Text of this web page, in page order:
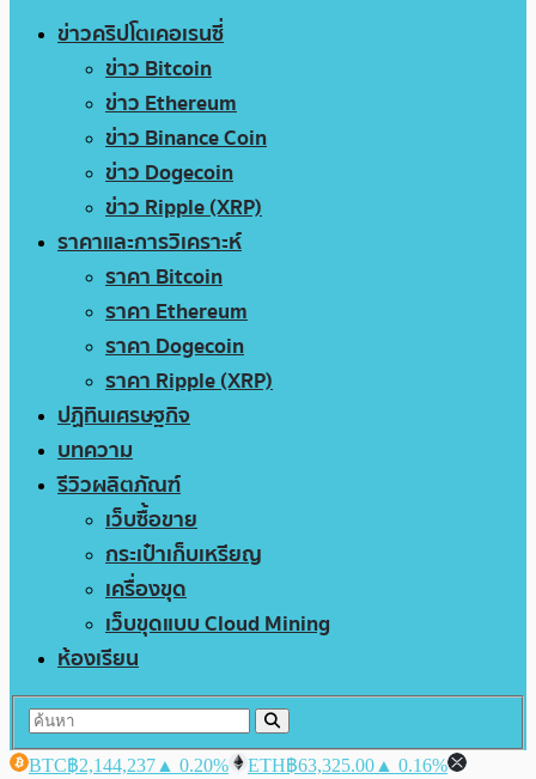
ข่าวคริปโตเคอเรนซี่
ข่าว Bitcoin
ข่าว Ethereum
ข่าว Binance Coin
ข่าว Dogecoin
ข่าว Ripple (XRP)
ราคาและการวิเคราะห์
ราคา Bitcoin
ราคา Ethereum
ราคา Dogecoin
ราคา Ripple (XRP)
ปฏิทินเศรษฐกิจ
บทความ
รีวิวผลิตภัณฑ์
เว็บซื้อขาย
กระเป๋าเก็บเหรียญ
เครื่องขุด
เว็บขุดแบบ Cloud Mining
ห้องเรียน
BTC฿2,144,237 ▲ 0.20% ETH฿63,325.00 ▲ 0.16%